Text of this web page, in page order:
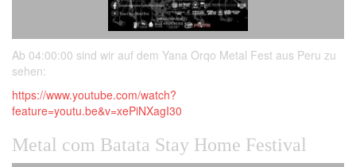
Ab 04:00:00 sind wir auf dem Yana Orqo Metal Fest aus Peru zu
sehen:
https://www.youtube.com/watch?
feature=youtu.be&v=xePiNXagI30
Metal com Batata Stay Home Festival